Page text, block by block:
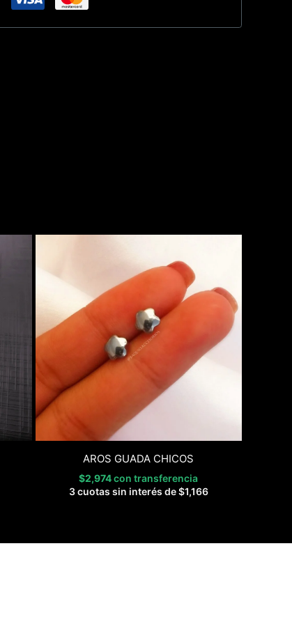
AROS GUADA CHICOS
$2,974con transferencia
3 cuotas sin interés de$1,166